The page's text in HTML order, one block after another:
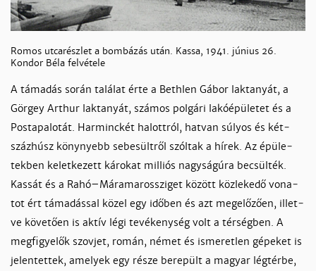
Romos utcarészlet a bombázás után. Kassa, 1941. június 26.
Kondor Béla felvétele
A tá­ma­dás so­rán ta­lá­lat ér­te a Beth­len Gá­bor lak­ta­nyát, a
Gör­ge­y Ar­thur lak­ta­nyát, szá­mos pol­gá­ri la­kó­épü­le­tet és a
Pos­ta­pa­lo­tát. Har­minc­két ha­lott­ról, hatvan sú­lyos és két­
száz­húsz köny­nyebb se­be­sült­ről szól­tak a hí­rek. Az épü­le­
tek­ben ke­let­ke­zett ká­ro­kat mil­liós nagy­sá­gú­ra be­csül­ték.
Kas­sát és a Rahó–Máramarossziget között közle­kedő vo­na­
tot ért tá­ma­dás­sal kö­zel egy idő­ben és azt megelő­zően, il­let­
ve kö­ve­tően is ak­tív lé­gi te­vé­keny­ség volt a tér­ség­ben. A
meg­fi­gye­lők szov­jet, ro­mán, né­met és is­me­ret­len gé­pe­ket is
je­len­tet­tek, ame­lyek egy ré­sze be­re­pült a ma­gyar lég­tér­be,